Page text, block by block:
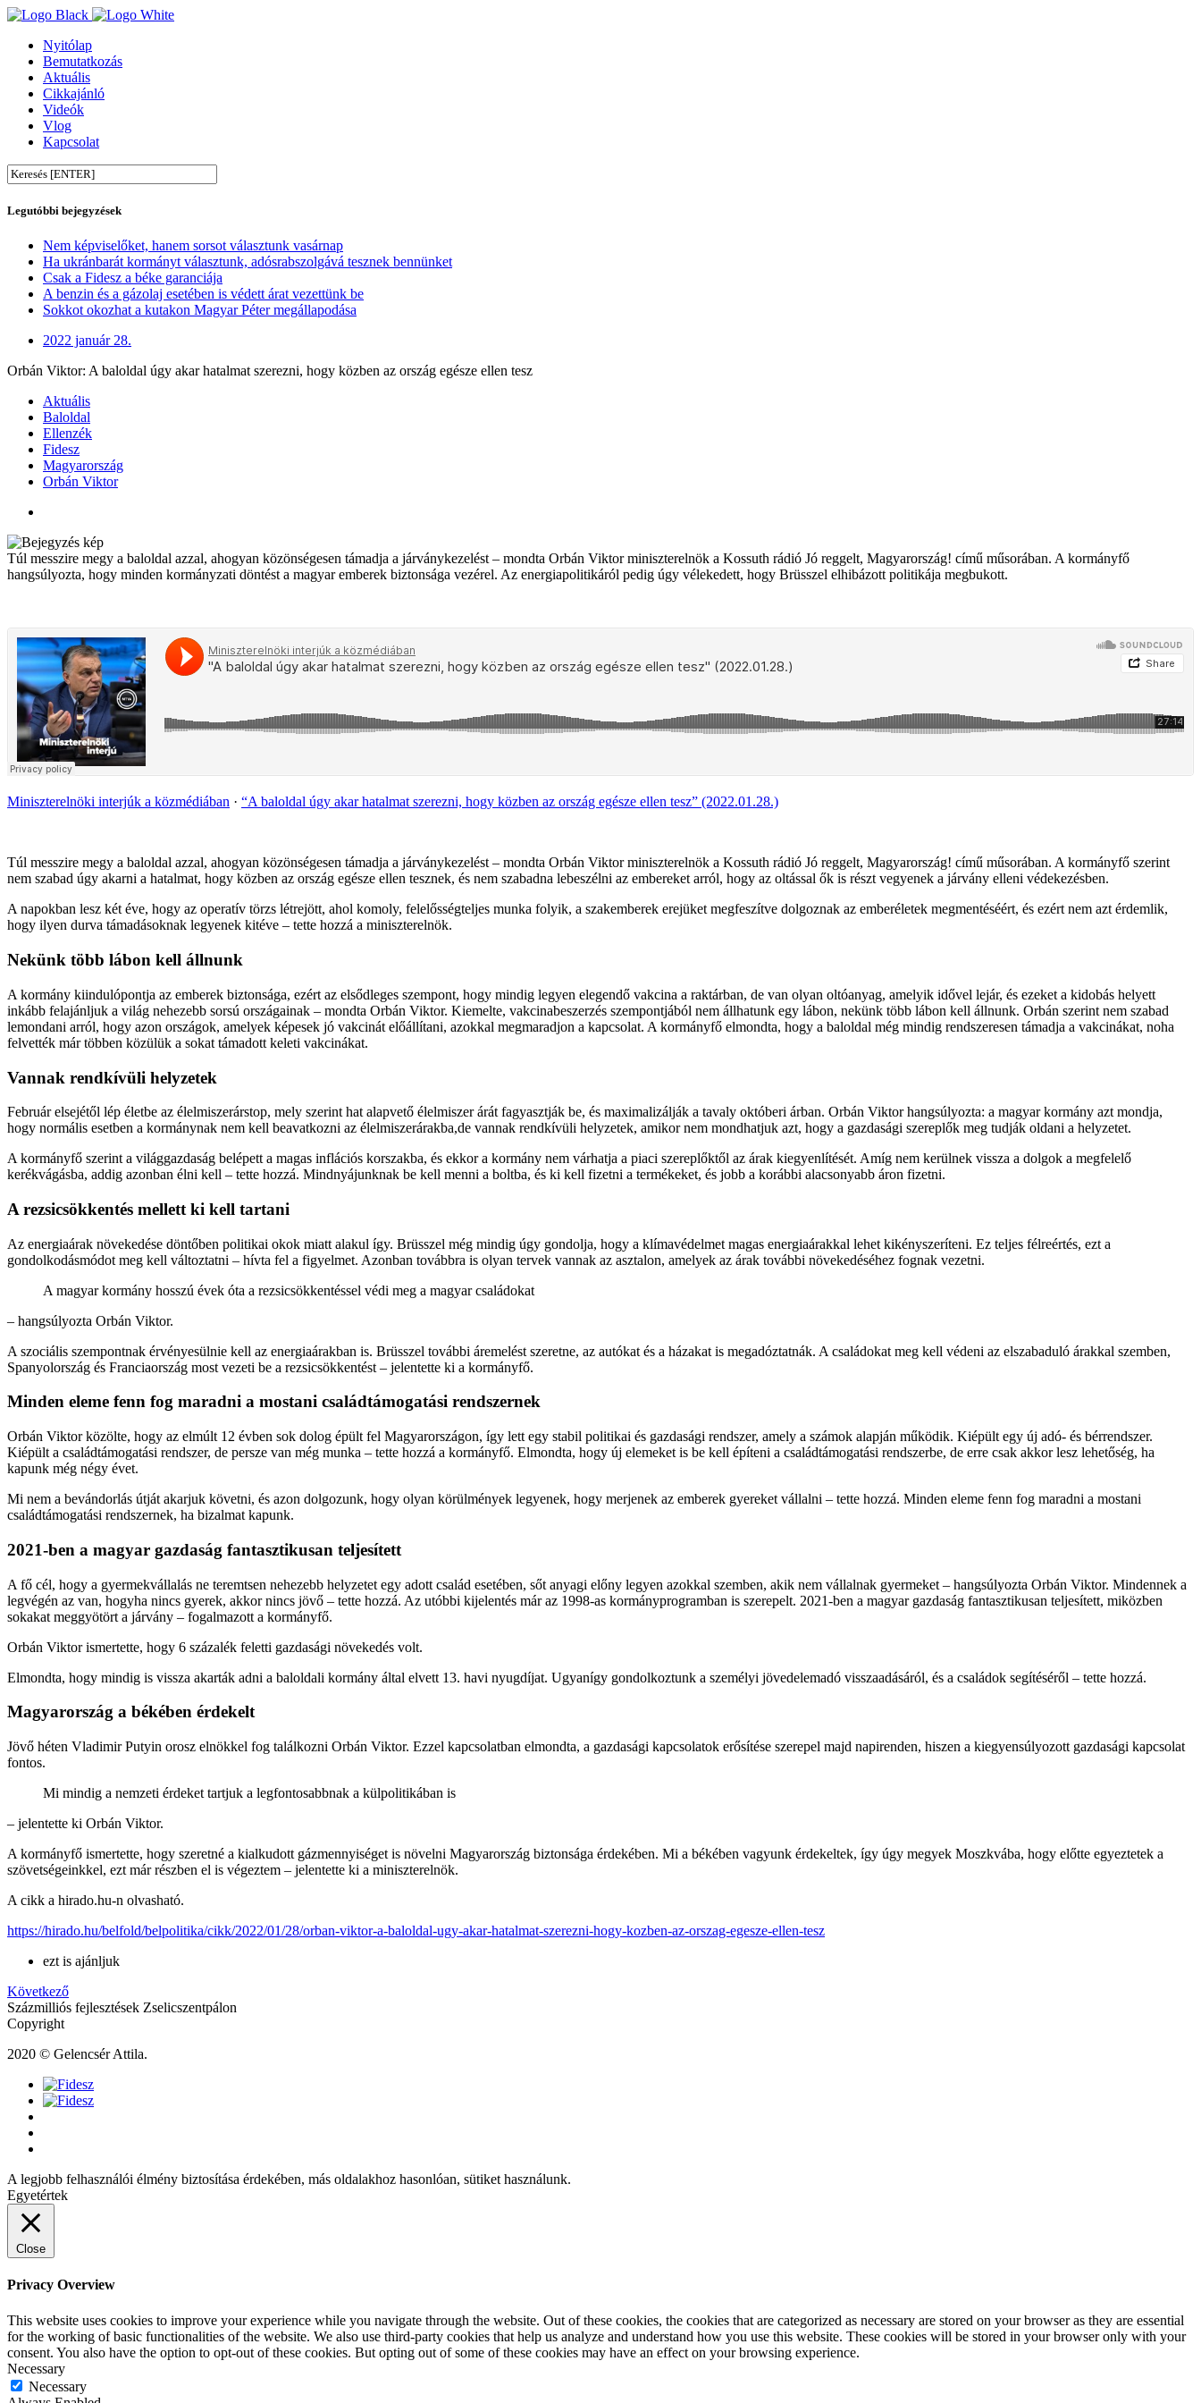
Nyitólap
Bemutatkozás
Aktuális
Cikkajánló
Videók
Vlog
Kapcsolat
Legutóbbi bejegyzések
Nem képviselőket, hanem sorsot választunk vasárnap
Ha ukránbarát kormányt választunk, adósrabszolgává tesznek bennünket
Csak a Fidesz a béke garanciája
A benzin és a gázolaj esetében is védett árat vezettünk be
Sokkot okozhat a kutakon Magyar Péter megállapodása
2022 január 28.
Orbán Viktor: A baloldal úgy akar hatalmat szerezni, hogy közben az ország egésze ellen tesz
Aktuális
Baloldal
Ellenzék
Fidesz
Magyarország
Orbán Viktor
Túl messzire megy a baloldal azzal, ahogyan közönségesen támadja a járványkezelést – mondta Orbán Viktor miniszterelnök a Kossuth rádió Jó reggelt, Magyarország! című műsorában. A kormányfő
hangsúlyozta, hogy minden kormányzati döntést a magyar emberek biztonsága vezérel. Az energiapolitikáról pedig úgy vélekedett, hogy Brüsszel elhibázott politikája megbukott.
Miniszterelnöki interjúk a közmédiában · “A baloldal úgy akar hatalmat szerezni, hogy közben az ország egésze ellen tesz” (2022.01.28.)
Túl messzire megy a baloldal azzal, ahogyan közönségesen támadja a járványkezelést – mondta Orbán Viktor miniszterelnök a Kossuth rádió Jó reggelt, Magyarország! című műsorában. A kormányfő szerint
nem szabad úgy akarni a hatalmat, hogy közben az ország egésze ellen tesznek, és nem szabadna lebeszélni az embereket arról, hogy az oltással ők is részt vegyenek a járvány elleni védekezésben.
A napokban lesz két éve, hogy az operatív törzs létrejött, ahol komoly, felelősségteljes munka folyik, a szakemberek erejüket megfeszítve dolgoznak az emberéletek megmentéséért, és ezért nem azt érdemlik,
hogy ilyen durva támadásoknak legyenek kitéve – tette hozzá a miniszterelnök.
Nekünk több lábon kell állnunk
A kormány kiindulópontja az emberek biztonsága, ezért az elsődleges szempont, hogy mindig legyen elegendő vakcina a raktárban, de van olyan oltóanyag, amelyik idővel lejár, és ezeket a kidobás helyett
inkább felajánljuk a világ nehezebb sorsú országainak – mondta Orbán Viktor. Kiemelte, vakcinabeszerzés szempontjából nem állhatunk egy lábon, nekünk több lábon kell állnunk. Orbán szerint nem szabad
lemondani arról, hogy azon országok, amelyek képesek jó vakcinát előállítani, azokkal megmaradjon a kapcsolat. A kormányfő elmondta, hogy a baloldal még mindig rendszeresen támadja a vakcinákat, noha
felvették már többen közülük a sokat támadott keleti vakcinákat.
Vannak rendkívüli helyzetek
Február elsejétől lép életbe az élelmiszerárstop, mely szerint hat alapvető élelmiszer árát fagyasztják be, és maximalizálják a tavaly októberi árban. Orbán Viktor hangsúlyozta: a magyar kormány azt mondja,
hogy normális esetben a kormánynak nem kell beavatkozni az élelmiszerárakba,de vannak rendkívüli helyzetek, amikor nem mondhatjuk azt, hogy a gazdasági szereplők meg tudják oldani a helyzetet.
A kormányfő szerint a világgazdaság belépett a magas inflációs korszakba, és ekkor a kormány nem várhatja a piaci szereplőktől az árak kiegyenlítését. Amíg nem kerülnek vissza a dolgok a megfelelő
kerékvágásba, addig azonban élni kell – tette hozzá. Mindnyájunknak be kell menni a boltba, és ki kell fizetni a termékeket, és jobb a korábbi alacsonyabb áron fizetni.
A rezsicsökkentés mellett ki kell tartani
Az energiaárak növekedése döntőben politikai okok miatt alakul így. Brüsszel még mindig úgy gondolja, hogy a klímavédelmet magas energiaárakkal lehet kikényszeríteni. Ez teljes félreértés, ezt a
gondolkodásmódot meg kell változtatni – hívta fel a figyelmet. Azonban továbbra is olyan tervek vannak az asztalon, amelyek az árak további növekedéséhez fognak vezetni.
A magyar kormány hosszú évek óta a rezsicsökkentéssel védi meg a magyar családokat
– hangsúlyozta Orbán Viktor.
A szociális szempontnak érvényesülnie kell az energiaárakban is. Brüsszel további áremelést szeretne, az autókat és a házakat is megadóztatnák. A családokat meg kell védeni az elszabaduló árakkal szemben,
Spanyolország és Franciaország most vezeti be a rezsicsökkentést – jelentette ki a kormányfő.
Minden eleme fenn fog maradni a mostani családtámogatási rendszernek
Orbán Viktor közölte, hogy az elmúlt 12 évben sok dolog épült fel Magyarországon, így lett egy stabil politikai és gazdasági rendszer, amely a számok alapján működik. Kiépült egy új adó- és bérrendszer.
Kiépült a családtámogatási rendszer, de persze van még munka – tette hozzá a kormányfő. Elmondta, hogy új elemeket is be kell építeni a családtámogatási rendszerbe, de erre csak akkor lesz lehetőség, ha
kapunk még négy évet.
Mi nem a bevándorlás útját akarjuk követni, és azon dolgozunk, hogy olyan körülmények legyenek, hogy merjenek az emberek gyereket vállalni – tette hozzá. Minden eleme fenn fog maradni a mostani
családtámogatási rendszernek, ha bizalmat kapunk.
2021-ben a magyar gazdaság fantasztikusan teljesített
A fő cél, hogy a gyermekvállalás ne teremtsen nehezebb helyzetet egy adott család esetében, sőt anyagi előny legyen azokkal szemben, akik nem vállalnak gyermeket – hangsúlyozta Orbán Viktor. Mindennek a
legvégén az van, hogyha nincs gyerek, akkor nincs jövő – tette hozzá. Az utóbbi kijelentés már az 1998-as kormányprogramban is szerepelt. 2021-ben a magyar gazdaság fantasztikusan teljesített, miközben
sokakat meggyötört a járvány – fogalmazott a kormányfő.
Orbán Viktor ismertette, hogy 6 százalék feletti gazdasági növekedés volt.
Elmondta, hogy mindig is vissza akarták adni a baloldali kormány által elvett 13. havi nyugdíjat. Ugyanígy gondolkoztunk a személyi jövedelemadó visszaadásáról, és a családok segítéséről – tette hozzá.
Magyarország a békében érdekelt
Jövő héten Vladimir Putyin orosz elnökkel fog találkozni Orbán Viktor. Ezzel kapcsolatban elmondta, a gazdasági kapcsolatok erősítése szerepel majd napirenden, hiszen a kiegyensúlyozott gazdasági kapcsolat
fontos.
Mi mindig a nemzeti érdeket tartjuk a legfontosabbnak a külpolitikában is
– jelentette ki Orbán Viktor.
A kormányfő ismertette, hogy szeretné a kialkudott gázmennyiséget is növelni Magyarország biztonsága érdekében. Mi a békében vagyunk érdekeltek, így úgy megyek Moszkvába, hogy előtte egyeztetek a
szövetségeinkkel, ezt már részben el is végeztem – jelentette ki a miniszterelnök.
A cikk a hirado.hu-n olvasható.
https://hirado.hu/belfold/belpolitika/cikk/2022/01/28/orban-viktor-a-baloldal-ugy-akar-hatalmat-szerezni-hogy-kozben-az-orszag-egesze-ellen-tesz
ezt is ajánljuk
Következő
Százmilliós fejlesztések Zselicszentpálon
Copyright
2020 © Gelencsér Attila.
A legjobb felhasználói élmény biztosítása érdekében, más oldalakhoz hasonlóan, sütiket használunk.
Egyetértek
Close
Privacy Overview
This website uses cookies to improve your experience while you navigate through the website. Out of these cookies, the cookies that are categorized as necessary are stored on your browser as they are essential
for the working of basic functionalities of the website. We also use third-party cookies that help us analyze and understand how you use this website. These cookies will be stored in your browser only with your
consent. You also have the option to opt-out of these cookies. But opting out of some of these cookies may have an effect on your browsing experience.
Necessary
Necessary